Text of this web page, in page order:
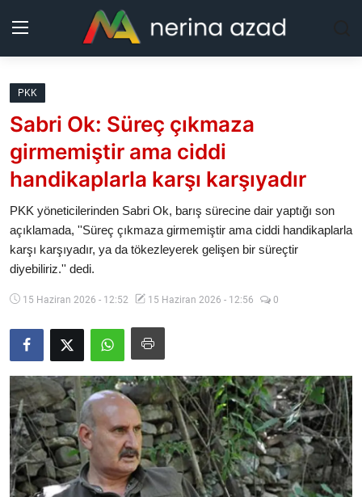
Kurdistan
Bölgeler
Yaşam
Güncel
Analiz
Makaleler
Galeri
Yazarlar
Arşiv
İletişim
PKK
Sabri Ok: Süreç çıkmaza
girmemiştir ama ciddi
handikaplarla karşı karşıyadır
PKK yöneticilerinden Sabri Ok, barış sürecine dair yaptığı son
açıklamada, ''Süreç çıkmaza girmemiştir ama ciddi handikaplarla
karşı karşıyadır, ya da tökezleyerek gelişen bir süreçtir
diyebiliriz.'' dedi.
15 Haziran 2026 - 12:52 15 Haziran 2026 - 12:56 0